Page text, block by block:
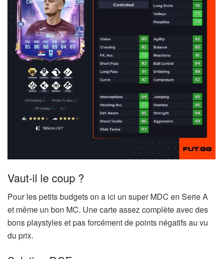
Vaut-il le coup ?
Pour les petits budgets on a ici un super MDC en Serie A
et même un bon MC. Une carte assez complète avec des
bons playstyles et pas forcément de points négatifs au vu
du prix.